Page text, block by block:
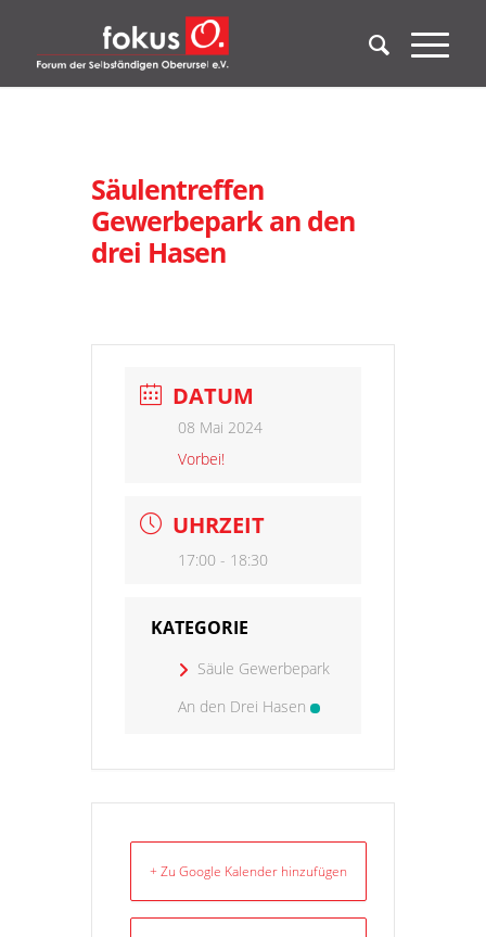
Säulentreffen
Gewerbepark an den
drei Hasen
DATUM
08 Mai 2024
Vorbei!
UHRZEIT
17:00 - 18:30
KATEGORIE
Säule Gewerbepark
An den Drei Hasen
+ Zu Google Kalender hinzufügen